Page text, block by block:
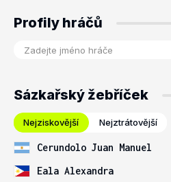
Profily hráčů
Sázkařský žebříček
Nejziskovější Nejztrátovější
Cerundolo Juan Manuel
Eala Alexandra